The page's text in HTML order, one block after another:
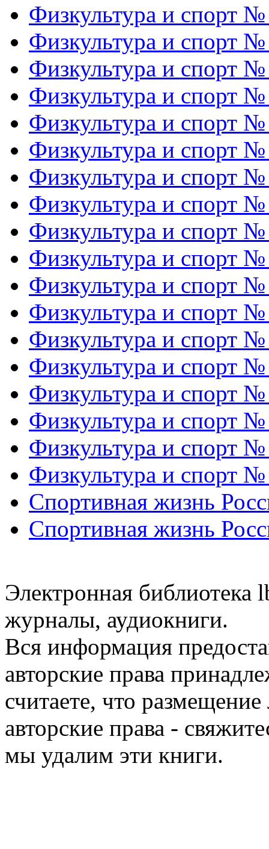
Физкультура и спорт
Физкультура и спорт
Физкультура и спорт
Физкультура и спорт
Физкультура и спорт
Физкультура и спорт
Физкультура и спорт
Физкультура и спорт
Физкультура и спорт
Физкультура и спорт
Физкультура и спорт
Физкультура и спорт
Физкультура и спорт
Физкультура и спорт
Физкультура и спорт
Физкультура и спорт
Физкультура и спорт
Физкультура и спорт
Спортивная жизнь
Спортивная жизнь
Электронная библиотека
журналы, аудиокниги.
Вся информация
авторские права
считаете, что
авторские права -
мы удалим эти книги.